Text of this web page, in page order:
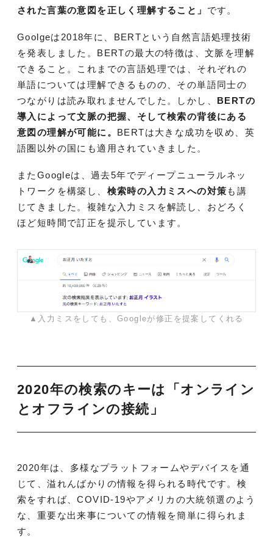
された言葉の意図を正しく理解すること」 です。
Goolgeは2018年に、BERTという自然言語処理技術
を発表しました。BERTの最大の特徴は、文脈を理解
できること。これまでの言語処理では、それぞれの
単語については理解できるものの、その単語同士の
つながりは読み取れませんでした。しかし、 BERTの
導入によって文脈の把握、そして検索の背後にある
意図の理解が可能に。 BERTは大きな成功を収め、英
語圏以外の国にも適用されていきました。
またGoogleは、過去5年でディープニューラルネッ
トワークを構築し、 検索時の入力ミスへの対策 も講
じてきました。複雑な入力ミスを解読し、おどろく
ほど短時間で訂正を提示しています。
▲入力ミスをしても、Googleが修正を提案してくれる
2020年の検索のキーは「オンライン
とオフラインの接続」
2020年は、多様なプラットフォームやデバイスを通
じて、溢れんばかりの情報を得られる時代です。検
索をすれば、COVID-19やアメリカの大統領選のよう
な、重要な出来事についての情報を簡単に得られま
す。